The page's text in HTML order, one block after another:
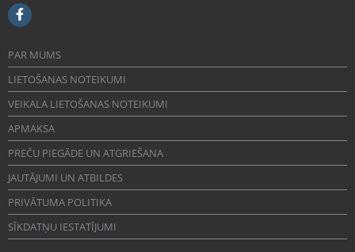
PAR MUMS
LIETOŠANAS NOTEIKUMI
VEIKALA LIETOŠANAS NOTEIKUMI
APMAKSA
PREČU PIEGĀDE UN ATGRIEŠANA
JAUTĀJUMI UN ATBILDES
PRIVĀTUMA POLITIKA
SĪKDATŅU IESTATĪJUMI